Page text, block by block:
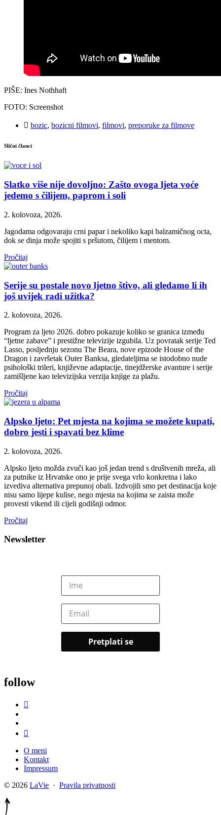
PIŠE: Ines Nothhaft
FOTO: Screenshot
bozic, bozicni filmovi, filmovi, preporuke za filmove
Slični članci
Slatko više nije dovoljno: Zašto ovoga ljeta voće
jedemo s čilijem, paprom i soli
2. kolovoza, 2026.
Jagodama odgovaraju crni papar i nekoliko kapi balzamičnog octa,
dok se dinja može spojiti s pršutom, čilijem i mentom.
Pročitaj
Serije su postale novo ljetno štivo, ali gledamo li ih
još uvijek radi užitka?
2. kolovoza, 2026.
Program za ljeto 2026. dobro pokazuje koliko se granica između
“ljetne zabave” i prestižne televizije izgubila. Uz povratak serije Ted
Lasso, posljednju sezonu The Beara, nove epizode House of the
Dragon i završetak Outer Banksa, gledateljima se istodobno nude
psihološki trileri, književne adaptacije, tinejdžerske avanture i serije
zamišljene kao televizijska verzija knjige za plažu.
Pročitaj
Alpsko ljeto: Pet mjesta na kojima se možete kupati,
dobro jesti i spavati bez klime
2. kolovoza, 2026.
Alpsko ljeto možda zvuči kao još jedan trend s društvenih mreža, ali
za putnike iz Hrvatske ono je prije svega vrlo konkretna i lako
izvediva alternativa prepunoj obali. Izdvojili smo pet destinacija koje
nisu samo lijepe kulise, nego mjesta na kojima se zaista može
provesti vikend ili cijeli godišnji odmor.
Pročitaj
Newsletter
follow
O meni
Kontakt
Impressum
© 2026 LaVie · Pravila privatnosti